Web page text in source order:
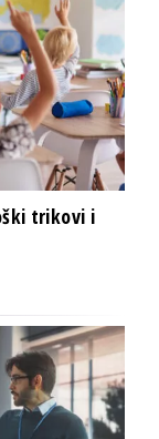
trikovi i